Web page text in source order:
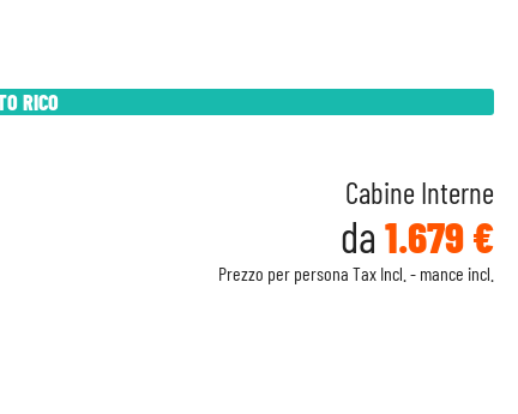
RICO
Cabine Interne
da 1.679 €
Prezzo per persona Tax Incl. - mance incl.